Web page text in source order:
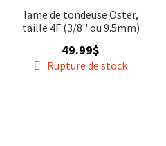
lame de tondeuse Oster,
taille 4F (3/8'' ou 9.5mm)
49.99$
Rupture de stock